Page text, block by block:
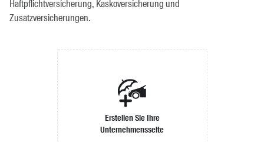
Haftpflichtversicherung, Kaskoversicherung und
Zusatzversicherungen.
Erstellen Sie Ihre
Unternehmensseite